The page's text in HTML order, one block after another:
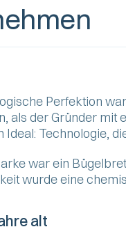
Perfektion
als der Gründer
Technologie,
war ein
wurde eine
alt